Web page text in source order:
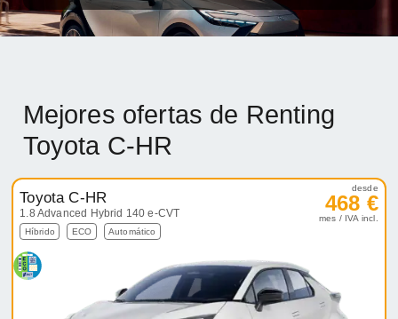
Mejores ofertas de Renting
Toyota C-HR
Toyota C-HR
1.8 Advanced Hybrid 140 e-CVT
Híbrido ECO Automático
desde
468 €
mes / IVA incl.